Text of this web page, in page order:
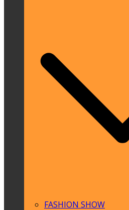
FASHION SHOW